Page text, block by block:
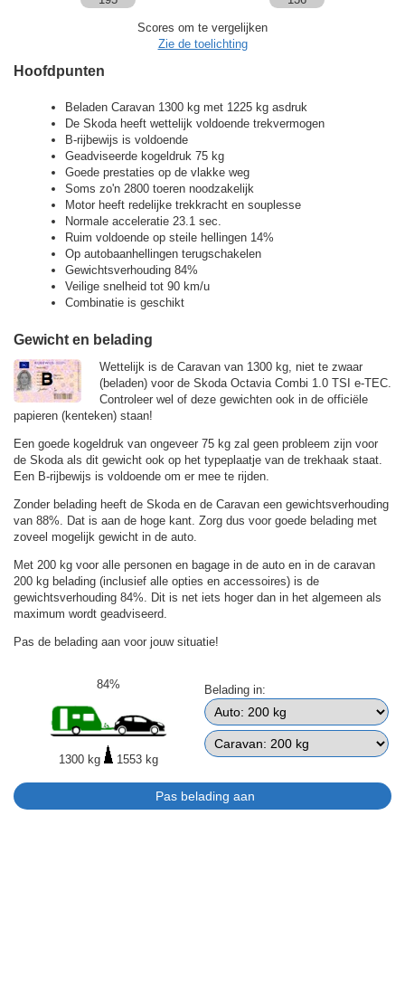
Scores om te vergelijken
Zie de toelichting
Hoofdpunten
Beladen Caravan 1300 kg met 1225 kg asdruk
De Skoda heeft wettelijk voldoende trekvermogen
B-rijbewijs is voldoende
Geadviseerde kogeldruk 75 kg
Goede prestaties op de vlakke weg
Soms zo'n 2800 toeren noodzakelijk
Motor heeft redelijke trekkracht en souplesse
Normale acceleratie 23.1 sec.
Ruim voldoende op steile hellingen 14%
Op autobaanhellingen terugschakelen
Gewichtsverhouding 84%
Veilige snelheid tot 90 km/u
Combinatie is geschikt
Gewicht en belading
Wettelijk is de Caravan van 1300 kg, niet te zwaar
(beladen) voor de Skoda Octavia Combi 1.0 TSI e-TEC.
Controleer wel of deze gewichten ook in de officiële
papieren (kenteken) staan!
Een goede kogeldruk van ongeveer 75 kg zal geen probleem zijn voor
de Skoda als dit gewicht ook op het typeplaatje van de trekhaak staat.
Een B-rijbewijs is voldoende om er mee te rijden.
Zonder belading heeft de Skoda en de Caravan een gewichtsverhouding
van 88%. Dat is aan de hoge kant. Zorg dus voor goede belading met
zoveel mogelijk gewicht in de auto.
Met 200 kg voor alle personen en bagage in de auto en in de caravan
200 kg belading (inclusief alle opties en accessoires) is de
gewichtsverhouding 84%. Dit is net iets hoger dan in het algemeen als
maximum wordt geadviseerd.
Pas de belading aan voor jouw situatie!
84%
1300 kg 1553 kg
Belading in: